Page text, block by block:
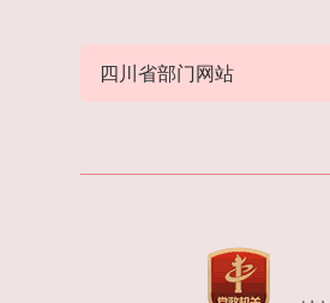
四川省部门网站